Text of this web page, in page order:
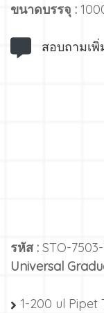
ขนาดบรรจุ :
สอบถามเพิ่
รหัส : STO-
Universal
1-200 ul Pipet